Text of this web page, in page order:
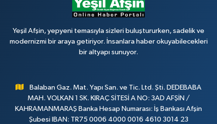
Yeşil Afşin, yepyeni temasıyla sizleri buluştururken, sadelik ve
modernizmi bir araya getiriyor. İnsanlara haber okuyabilecekleri
bir altyapı sunuyor.
Balaban Gaz. Mat. Yapı San. ve Tic. Ltd. Şti. DEDEBABA
MAH. VOLKAN 1 SK. KIRAÇ SİTESİ A NO: 3AD AFŞİN /
KAHRAMANMARAŞ Banka Hesap Numarası: İş Bankası Afşin
Şubesi IBAN: TR75 0006 4000 0016 4610 3014 23